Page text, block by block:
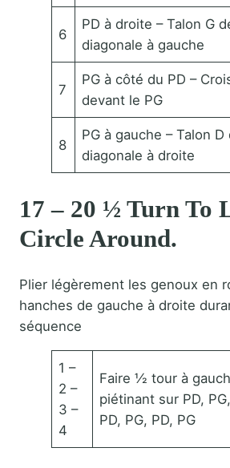
6
PD à droite – Talon G
diagonale à gauche
7
PG à côté du PD –
devant le PG
8
PG à gauche – Talon
diagonale à droite
17 – 20 ½ Turn To
Circle Around.
Plier légèrement les genoux en
hanches de gauche à droite
séquence
1 –
2 –
3 –
4
Faire ½ tour à
piétinant sur PD,
PD, PG, PD, PG